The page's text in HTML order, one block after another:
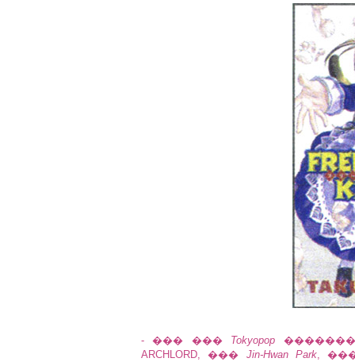
- ��� ��� Tokyopop
ARCHLORD, ��� Jin-Hwan Park,